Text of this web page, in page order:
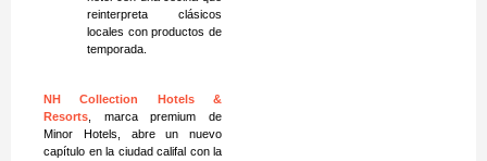
reinterpreta clásicos
locales con productos de
temporada.
NH Collection Hotels &
Resorts , marca premium de
Minor Hotels, abre un nuevo
capítulo en la ciudad califal con la